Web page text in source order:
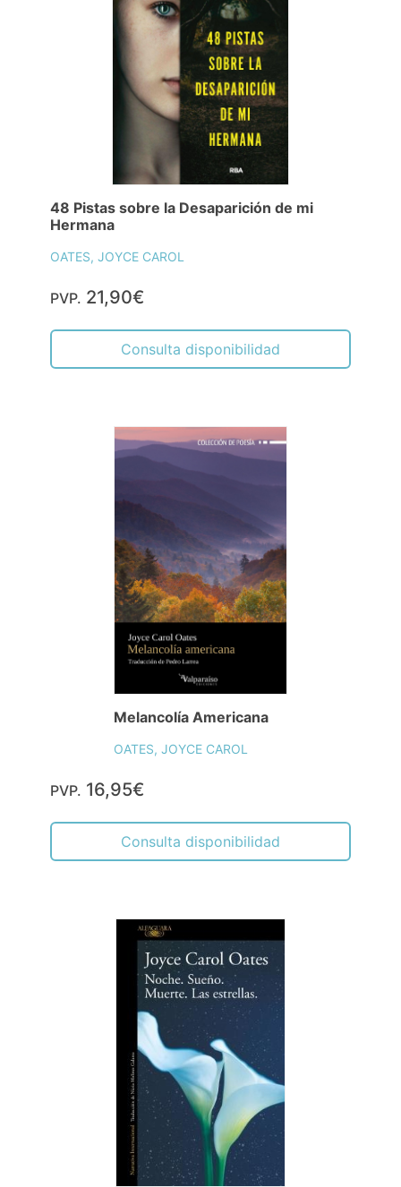
48 Pistas sobre la Desaparición de mi
Hermana
OATES, JOYCE CAROL
PVP. 21,90€
Consulta disponibilidad
Melancolía Americana
OATES, JOYCE CAROL
PVP. 16,95€
Consulta disponibilidad